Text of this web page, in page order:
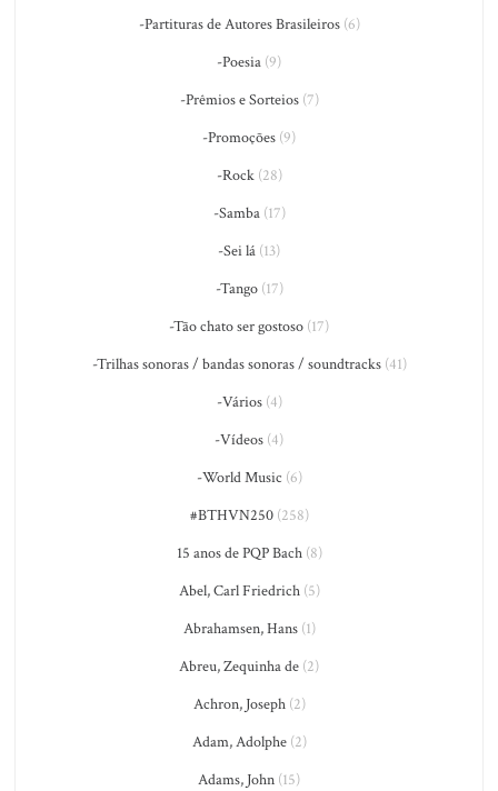
-Partituras de Autores Brasileiros(6)
-Poesia (9)
-Prêmios e Sorteios(7)
-Promoções (9)
-Rock(28)
-Samba(17)
-Sei lá (13)
-Tango(17)
-Tão chato ser gostoso (17)
-Trilhas sonoras / bandas sonoras / soundtracks(41)
-Vários(4)
-Vídeos (4)
-World Music (6)
#BTHVN250(258)
15 anos de PQP Bach(8)
Abel, Carl Friedrich(5)
Abrahamsen, Hans(1)
Abreu, Zequinha de (2)
Achron, Joseph(2)
Adam, Adolphe(2)
Adams, John (15)